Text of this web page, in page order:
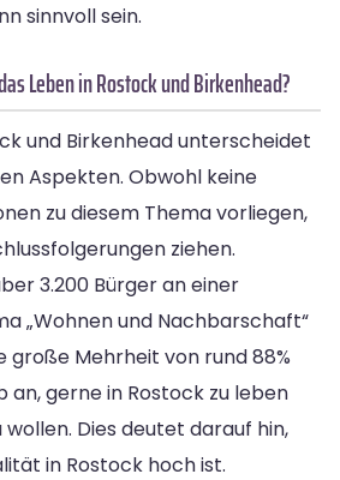
sinnvoll sein.
Leben in Rostock und Birkenhead?
und Birkenhead unterscheidet
Aspekten. Obwohl keine
zu diesem Thema vorliegen,
ziehen.
3.200 Bürger an einer
„Wohnen und Nachbarschaft“
große Mehrheit von rund 88%
an, gerne in Rostock zu leben
Dies deutet darauf hin,
in Rostock hoch ist.